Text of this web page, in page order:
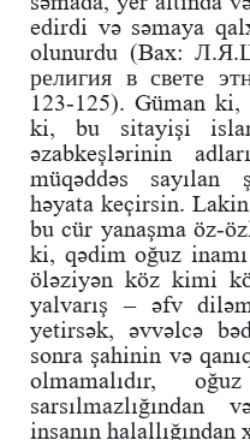
edirdi və səmaya
olunurdu (Bax:
религия в свете
123-125). Güman
ki, bu sitayişi
əzabkeşlərinin
müqəddəs
həyata keçirsin.
bu cür yanaşma öz-
ki, qədim oğuz
öləziyən köz kimi
yalvarış – əfv
yetirsək, əvvəlcə
sonra şahinin və
olmamalıdır,
insanın halallığından